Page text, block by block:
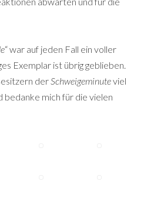
“ war auf jeden Fall ein voller
Exemplar ist übrig geblieben.
derSchweigeminuteviel
bedanke mich für die vielen